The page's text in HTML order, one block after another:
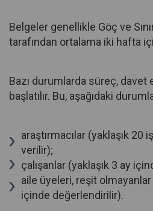
Belgeler genellikle Göç ve
tarafından ortalama iki hafta
Bazı durumlarda süreç, davet
başlatılır. Bu, aşağıdaki
araştırmacılar (yaklaşık 20
verilir);
çalışanlar (yaklaşık 3 ay
aile üyeleri, reşit
içinde değerlendirilir).